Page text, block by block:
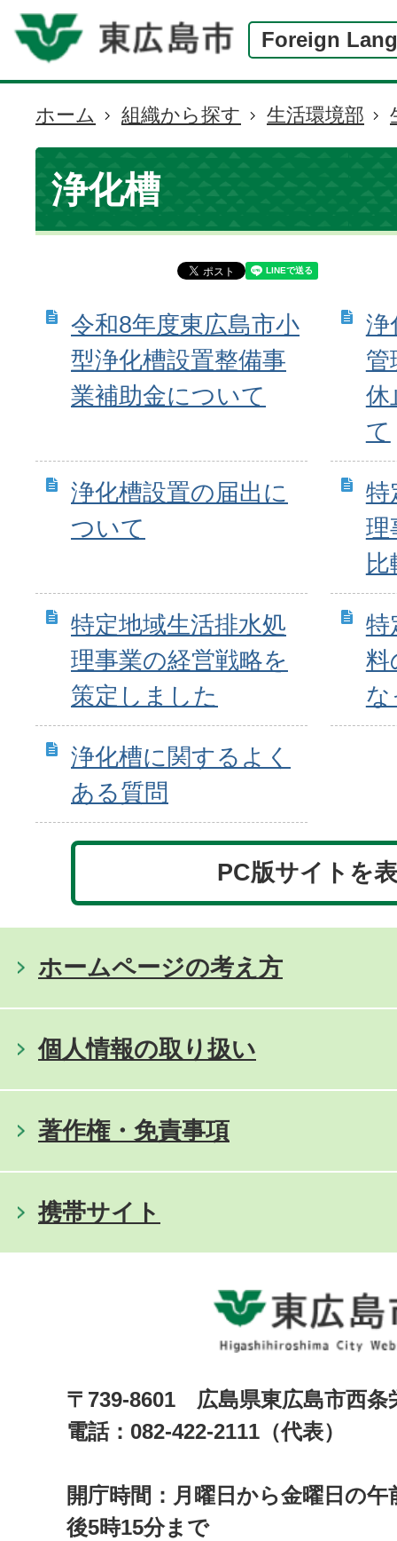
Foreign
現
在
の
位
置
ホーム 組織から探す 生活環境部
浄化槽
令和8年度東広島市小
型浄化槽設置整備事
業補助金について
浄
管
休
て
浄化槽設置の届出に
ついて
特
理
特定地域生活排水処
理事業の経営戦略を
策定しました
特
料
な
浄化槽に関するよく
ある質問
PC版サイトを
ホームページの考え方
個人情報の取り扱い
著作権・免責事項
携帯サイト
〒739-8601 広島県東広島市西
電話：082-422-2111（代表）
開庁時間：月曜日から金曜日の午
後5時15分まで